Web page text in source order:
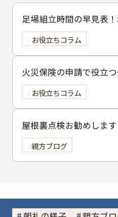
足場組立時間の早見表
で組立時間を解説
お役立ちコラム
火災保険の申請で役立
り方とは？撮影のコツを
お役立ちコラム
屋根裏点検お勧めします
親方ブログ